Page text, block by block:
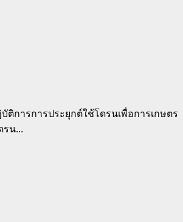
การการประยุกต์ใช้โดรนเพื่อการเกษตร
น...